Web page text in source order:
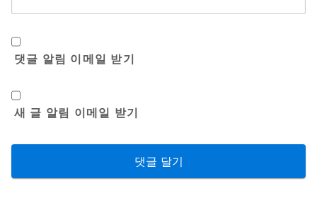
댓글 알림 이메일 받기
새 글 알림 이메일 받기